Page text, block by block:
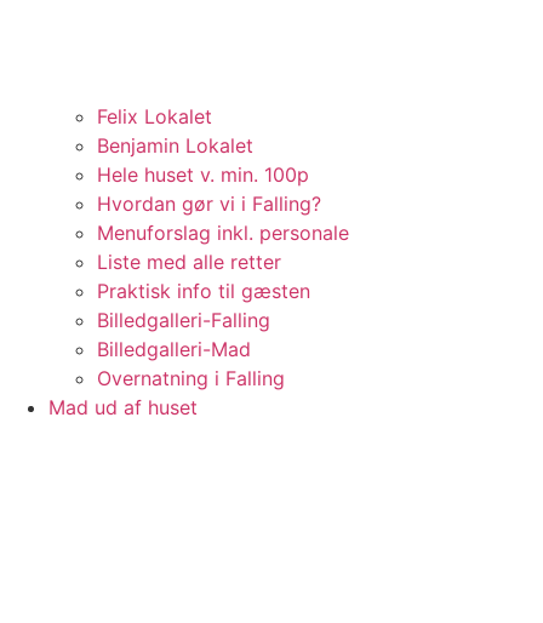
Felix Lokalet
Benjamin Lokalet
Hele huset v. min. 100p
Hvordan gør vi i Falling?
Menuforslag inkl. personale
Liste med alle retter
Praktisk info til gæsten
Billedgalleri-Falling
Billedgalleri-Mad
Overnatning i Falling
Mad ud af huset